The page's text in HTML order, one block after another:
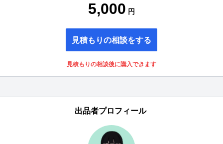
5,000 円
見積もりの相談をする
見積もりの相談後に購入できます
出品者プロフィール